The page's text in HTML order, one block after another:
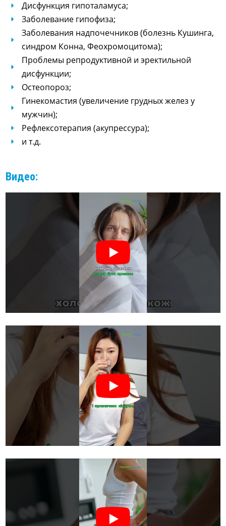
Дисфункция гипоталамуса;
Заболевание гипофиза;
Заболевания надпочечников (болезнь Кушинга,
синдром Конна, Феохромоцитома);
Проблемы репродуктивной и эректильной
дисфункции;
Остеопороз;
Гинекомастия (увеличение грудных желез у
мужчин);
Рефлексотерапия (акупрессура);
и т.д.
Видео: